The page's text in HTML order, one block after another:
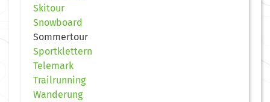
Skitour
Snowboard
Sommertour
Sportklettern
Telemark
Trailrunning
Wanderung